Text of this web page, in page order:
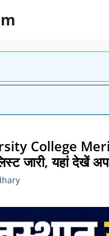
College Merit
जारी, यहां देखें